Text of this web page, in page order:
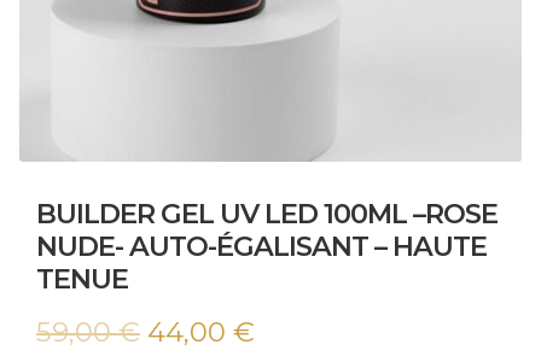
BUILDER GEL UV LED 100ML –ROSE
NUDE- AUTO-ÉGALISANT – HAUTE
TENUE
59,00€ Le
44,00 €